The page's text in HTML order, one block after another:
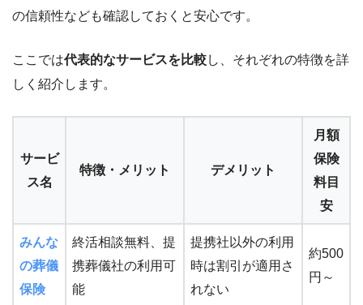
の信頼性なども確認しておくと安心です。
ここでは代表的なサービスを比較し、それぞれの特徴を詳
しく紹介します。
サービ
ス名
特徴・メリット デメリット
月額
保険
料目
安
みんな
の葬儀
保険
終活相談無料、提
携葬儀社の利用可
能
提携社以外の利用
時は割引が適用さ
れない
約500
円～